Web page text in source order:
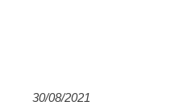
30/08/2021